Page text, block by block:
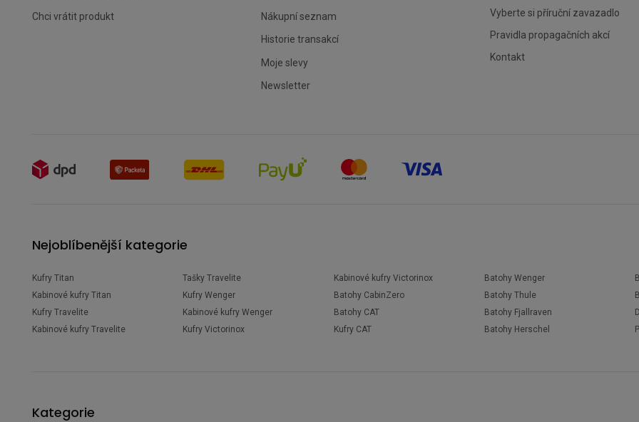
Chci vrátit produkt Nákupní seznam
Historie transakcí
Moje slevy
Newsletter
Vyberte si příruční zavazadlo
Pravidla propagačních akcí
Kontakt
Nejoblíbenější kategorie
Kufry Titan
Kabinové kufry Titan
Kufry Travelite
Kabinové kufry Travelite
Tašky Travelite
Kufry Wenger
Kabinové kufry Wenger
Kufry Victorinox
Kabinové kufry Victorinox
Batohy CabinZero
Batohy CAT
Kufry CAT
Batohy Wenger
Batohy Thule
Batohy Fjallraven
Batohy Herschel
Kategorie